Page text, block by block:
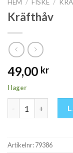
HEM / FISKE /
Kräfthåv
49,00 kr
I lager
Artikelnr:79386